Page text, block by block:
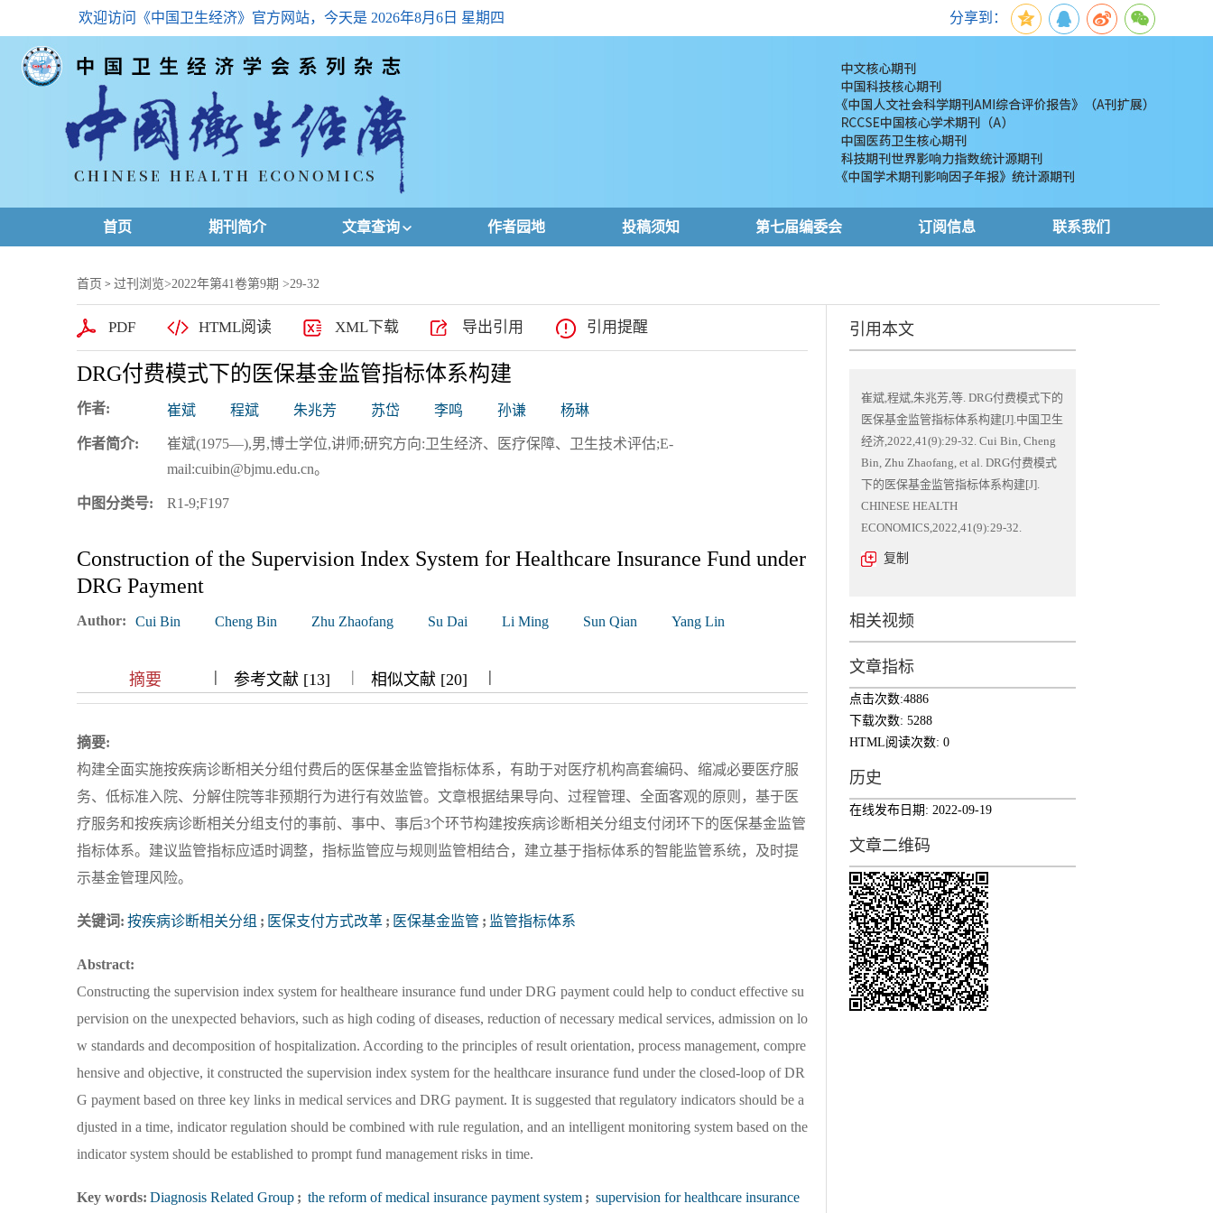
欢迎访问《中国卫生经济》官方网站，今天是 2026年8月6日 星期四 分享到：
首页 期刊简介 文章查询
高级查询
下载排名
浏览排名
作者园地 投稿须知 第七届编委会 订阅信息 联系我们
首页 > 过刊浏览>2022年第41卷第9期 >29-32
PDF HTML阅读 XML下载 导出引用 引用提醒
DRG付费模式下的医保基金监管指标体系构建
作者: 崔斌 程斌 朱兆芳 苏岱 李鸣 孙谦 杨琳
作者简介:
崔斌(1975—),男,博士学位,讲师;研究方向:卫生经济、医疗保障、卫生技术评估;E-
mail:cuibin@bjmu.edu.cn。
中图分类号: R1-9;F197
Construction of the Supervision Index System for Healthcare Insurance Fund under
DRG Payment
Author: Cui Bin Cheng Bin Zhu Zhaofang Su Dai Li Ming Sun Qian Yang Lin
摘要 ||| 参考文献 [13] | 相似文献 [20] |||
摘要:
构建全面实施按疾病诊断相关分组付费后的医保基金监管指标体系，有助于对医疗机构高套编码、缩减必要医疗服
务、低标准入院、分解住院等非预期行为进行有效监管。文章根据结果导向、过程管理、全面客观的原则，基于医
疗服务和按疾病诊断相关分组支付的事前、事中、事后3个环节构建按疾病诊断相关分组支付闭环下的医保基金监管
指标体系。建议监管指标应适时调整，指标监管应与规则监管相结合，建立基于指标体系的智能监管系统，及时提
示基金管理风险。
关键词: 按疾病诊断相关分组 ; 医保支付方式改革 ; 医保基金监管 ; 监管指标体系
Abstract:
Constructing the supervision index system for healtheare insurance fund under DRG payment could help to conduct effective su
pervision on the unexpected behaviors, such as high coding of diseases, reduction of necessary medical services, admission on lo
w standards and decomposition of hospitalization. According to the principles of result orientation, process management, compre
hensive and objective, it constructed the supervision index system for the healthcare insurance fund under the closed-loop of DR
G payment based on three key links in medical services and DRG payment. It is suggested that regulatory indicators should be a
djusted in a time, indicator regulation should be combined with rule regulation, and an intelligent monitoring system based on the
indicator system should be established to prompt fund management risks in time.
Key words: Diagnosis Related Group ; the reform of medical insurance payment system ; supervision for healthcare insurance
引用本文
崔斌,程斌,朱兆芳,等. DRG付费模式下的
医保基金监管指标体系构建[J].中国卫生
经济,2022,41(9):29-32. Cui Bin, Cheng
Bin, Zhu Zhaofang, et al. DRG付费模式
下的医保基金监管指标体系构建[J].
CHINESE HEALTH
ECONOMICS,2022,41(9):29-32.
复制
相关视频
文章指标
点击次数:4886
下载次数: 5288
HTML阅读次数: 0
历史
在线发布日期: 2022-09-19
文章二维码